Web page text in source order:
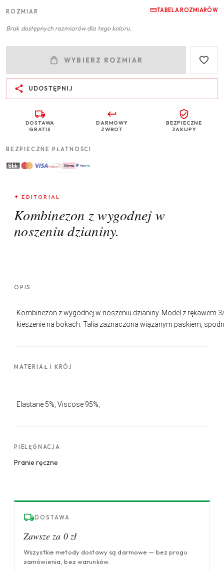
ROZMIAR TABELA ROZMIARÓW
Brak dostępnych rozmiarów dla tego koloru.
WYBIERZ ROZMIAR
UDOSTĘPNIJ
DOSTAWA
GRATIS
DARMOWY
ZWROT
BEZPIECZNE
ZAKUPY
BEZPIECZNE PŁATNOŚCI
✦ EDITORIAL
Kombinezon z wygodnej w
noszeniu dzianiny.
OPIS
Kombinezon z wygodnej w noszeniu dzianiny. Model z rękawem
kieszenie na bokach. Talia zaznaczona wiązanym paskiem,
MATERIAŁ I KRÓJ
Elastane 5%, Viscose 95%,
PIELĘGNACJA
Pranie ręczne
DOSTAWA
Zawsze za 0 zł
Wszystkie metody dostawy są darmowe — bez progu
zamówienia, bez warunków.